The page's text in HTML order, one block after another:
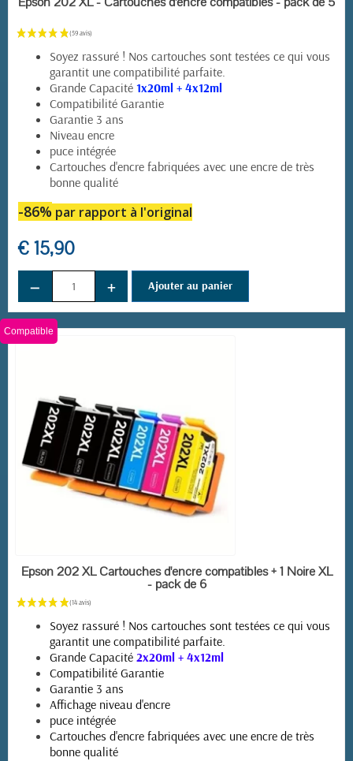
(59 avis)
Soyez rassuré ! Nos cartouches sont testées ce qui vous
garantit une compatibilité parfaite.
Grande Capacité 1x20ml + 4x12ml
Compatibilité Garantie
Garantie 3 ans
Niveau encre
puce intégrée
Cartouches d'encre fabriquées avec une encre de très
bonne qualité
-86% par rapport à l'original
€ 15,90
− + Ajouter au panier
EN STOCK
Compatible
Epson 202 XL Cartouches d'encre compatibles + 1 Noire XL
- pack de 6
Soyez rassuré ! Nos cartouches sont testées ce qui vous
garantit une compatibilité parfaite.
Grande Capacité 2x20ml + 4x12ml
Compatibilité Garantie
Garantie 3 ans
Affichage niveau d'encre
puce intégrée
Cartouches d'encre fabriquées avec une encre de très
bonne qualité